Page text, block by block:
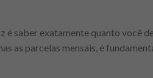
saber exatamente quanto você
as parcelas mensais, é